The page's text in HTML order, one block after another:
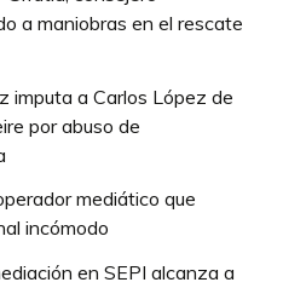
a maniobras en el rescate
imputa a Carlos López de
por abuso de
mediático que
incómodo
en SEPI alcanza a